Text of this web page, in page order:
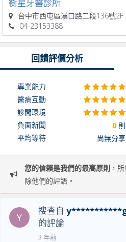
衡星牙醫診所
台中市西屯區漢口路二段136號2F
04-23153388
回饋評價分析
專業能力
醫病互動
診間環境
負面新聞
0 則
平均等待
尚無分享
您的信賴是我們的最高原則 ，
除他們的評語。
Y
搜查自
的評論
3 年前